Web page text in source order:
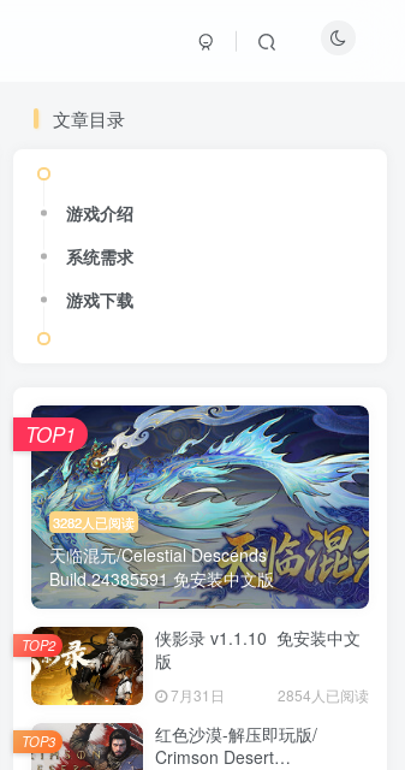
文章目录
游戏介绍
系统需求
游戏下载
3282人已阅读
天临混元/Celestial Descends
Build.24385591 免安装中文版
TOP1
侠影录 v1.1.10 免安装中文
版
7月31日 2854人已阅读
TOP2
红色沙漠-解压即玩版/
Crimson Desert
TOP3